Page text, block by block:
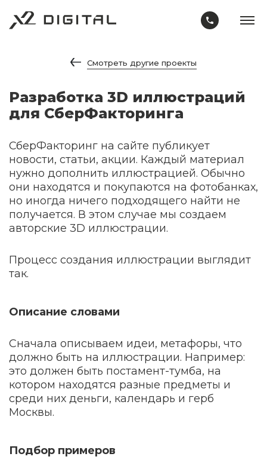
Смотреть другие проекты
Разработка 3D иллюстраций
для СберФакторинга
СберФакторинг на сайте публикует
новости, статьи, акции. Каждый материал
нужно дополнить иллюстрацией. Обычно
они находятся и покупаются на фотобанках,
но иногда ничего подходящего найти не
получается. В этом случае мы создаем
авторские 3D иллюстрации.
Процесс создания иллюстрации выглядит
так.
Описание словами
Сначала описываем идеи, метафоры, что
должно быть на иллюстрации. Например:
это должен быть постамент-тумба, на
котором находятся разные предметы и
среди них деньги, календарь и герб
Москвы.
Подбор примеров